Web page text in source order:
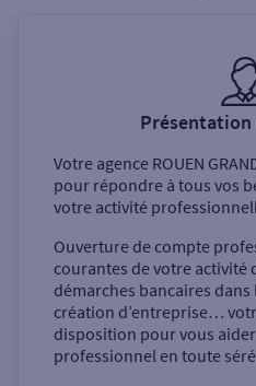
Présentation
Votre agence ROUEN
pour répondre à tous vos
votre activité
Ouverture de compte
courantes de votre activité
démarches bancaires
création d’entreprise…
disposition pour vous
professionnel en toute